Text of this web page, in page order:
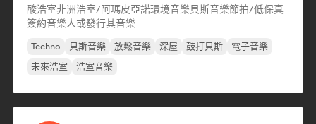
酸浩室非洲浩室/阿瑪皮亞諾環境音樂貝斯音樂節拍/低保真
簽約音樂人或發行其音樂
Techno 貝斯音樂 放鬆音樂 深屋 鼓打貝斯
電子音樂
未來浩室
浩室音樂